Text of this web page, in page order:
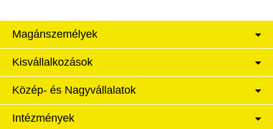
Magánszemélyek
Kisvállalkozások
Közép- és Nagyvállalatok
Intézmények